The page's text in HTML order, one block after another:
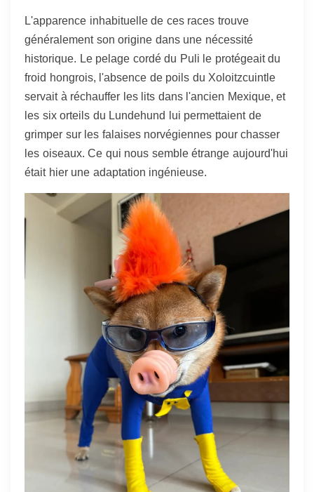
L'apparence inhabituelle de ces races trouve
généralement son origine dans une nécessité
historique. Le pelage cordé du Puli le protégeait du
froid hongrois, l'absence de poils du Xoloitzcuintle
servait à réchauffer les lits dans l'ancien Mexique, et
les six orteils du Lundehund lui permettaient de
grimper sur les falaises norvégiennes pour chasser
les oiseaux. Ce qui nous semble étrange aujourd'hui
était hier une adaptation ingénieuse.